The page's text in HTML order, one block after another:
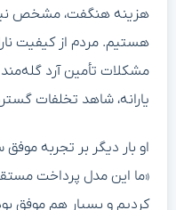
هزینه هنگفت، مشخص
هستیم. مردم از کیفیت
مشکلات تأمین آرد
یارانه، شاهد تخلفات
«ما این مدل پرداخت
کردیم و بسیار هم موفق